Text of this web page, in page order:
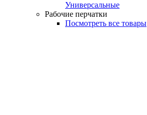
Универсальные
Рабочие перчатки
Посмотреть все товары